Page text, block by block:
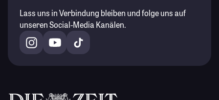
Lass uns in Verbindung bleiben und folge uns auf
unseren Social-Media Kanälen.